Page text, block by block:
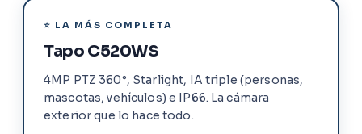
⭐ LA MÁS COMPLETA
Tapo C520WS
4MP PTZ 360°, Starlight, IA triple (personas,
mascotas, vehículos) e IP66. La cámara
exterior que lo hace todo.